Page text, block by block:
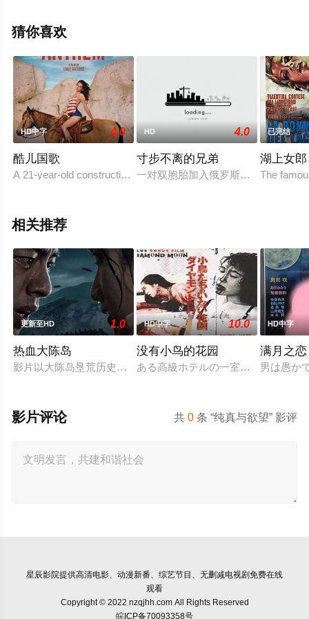
集），手机免费观看高清未删减完整版电影就上星辰电影
平台了解。
猜你喜欢
HD中字 4.0
酷儿国歌
A 21-year-old construction worker in New Mexico joins a
HD 4.0
寸步不离的兄弟
一对双胞胎加入俄罗斯军事飞行员训
已完结
湖上女郎
The
相关推荐
更新至HD 1.0
热血大陈岛
影片以大陈岛垦荒历史为创作底色，在尊重历史真实性的前提
HD中字 10.0
没有小鸟的花园
ある高級ホテルの一室に3組のカッ
HD中字
满月之恋
男は愚か
共0 条 “纯真与欲望” 影评
影片评论
星辰影院提供高清电影、动漫新番、综艺节目、无删减电视剧免费在线
观看
Copyright © 2022 nzqjhh.com All Rights Reserved
皖ICP备70093358号